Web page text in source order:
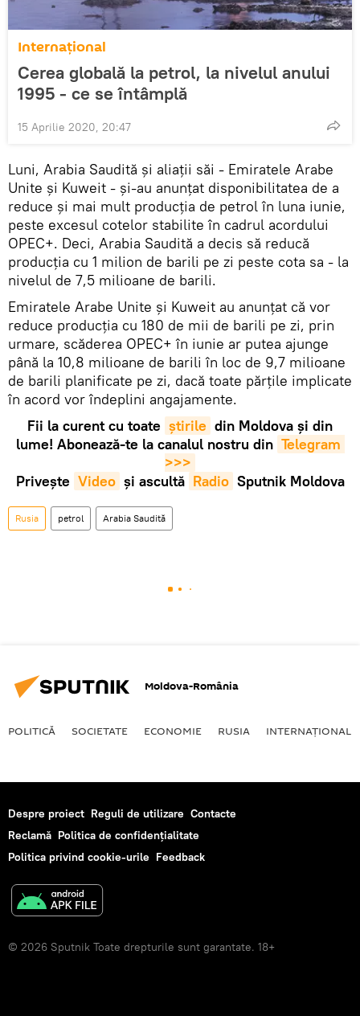
Internaţional
Cerea globală la petrol, la nivelul anului
1995 - ce se întâmplă
15 Aprilie 2020, 20:47
Luni, Arabia Saudită și aliații săi - Emiratele Arabe
Unite și Kuweit - și-au anunțat disponibilitatea de a
reduce și mai mult producția de petrol în luna iunie,
peste excesul cotelor stabilite în cadrul acordului
OPEC+. Deci, Arabia Saudită a decis să reducă
producția cu 1 milion de barili pe zi peste cota sa - la
nivelul de 7,5 milioane de barili.
Emiratele Arabe Unite și Kuweit au anunțat că vor
reduce producția cu 180 de mii de barili pe zi, prin
urmare, scăderea OPEC+ în iunie ar putea ajunge
până la 10,8 milioane de barili în loc de 9,7 milioane
de barili planificate pe zi, dacă toate părțile implicate
în acord vor îndeplini angajamente.
Fii la curent cu toate știrile din Moldova și din
lume! Abonează-te la canalul nostru din Telegram
>>>
Privește Video și ascultă Radio Sputnik Moldova
Rusia petrol Arabia Saudită
Moldova-România
POLITICĂ SOCIETATE ECONOMIE RUSIA INTERNAŢIONAL
Despre proiect Reguli de utilizare Contacte
Reclamă Politica de confidențialitate
Politica privind cookie-urile Feedback
© 2026 Sputnik Toate drepturile sunt garantate. 18+